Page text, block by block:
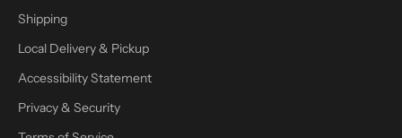
Shipping
Local Delivery & Pickup
Accessibility Statement
Privacy & Security